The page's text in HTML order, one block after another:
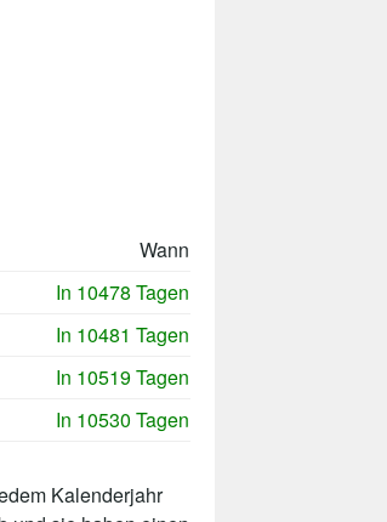
Wann
In 10478 Tagen
In 10481 Tagen
In 10519 Tagen
In 10530 Tagen
Kalenderjahr